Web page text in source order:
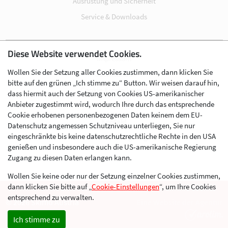
Service & Downloads
Impressum
Datenschutz
Cookie-Einstellungen
AGB
Kontakt
Werben im Skibergsteigen
© 2026 Skimo Austria
Diese Website verwendet Cookies.
Wollen Sie der Setzung aller Cookies zustimmen, dann klicken Sie
bitte auf den grünen „Ich stimme zu“ Button. Wir weisen darauf hin,
dass hiermit auch der Setzung von Cookies US-amerikanischer
Anbieter zugestimmt wird, wodurch Ihre durch das entsprechende
Cookie erhobenen personenbezogenen Daten keinem dem EU-
Datenschutz angemessen Schutzniveau unterliegen, Sie nur
eingeschränkte bis keine datenschutzrechtliche Rechte in den USA
genießen und insbesondere auch die US-amerikanische Regierung
Zugang zu diesen Daten erlangen kann.
Wollen Sie keine oder nur der Setzung einzelner Cookies zustimmen,
dann klicken Sie bitte auf „Cookie-Einstellungen“, um Ihre Cookies
entsprechend zu verwalten.
Ich stimme zu